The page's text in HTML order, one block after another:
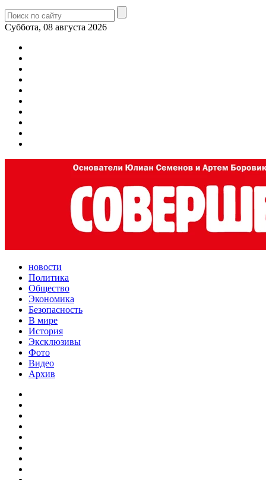
Суббота, 08 августа 2026
новости
Политика
Общество
Экономика
Безопасность
В мире
История
Эксклюзивы
Фото
Видео
Архив